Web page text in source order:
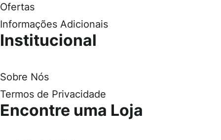
Ofertas
Informações Adicionais
Institucional
Sobre Nós
Termos de Privacidade
Encontre uma Loja